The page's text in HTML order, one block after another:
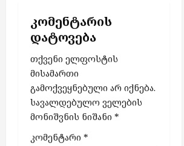
კომენტარის
დატოვება
თქვენი ელფოსტის
მისამართი
გამოქვეყნებული არ იქნება.
სავალდებულო ველების
მონიშვნის ნიშანი *
კომენტარი *